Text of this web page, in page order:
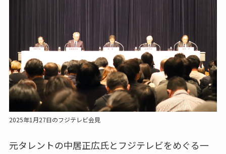
2025年1月27日のフジテレビ会見
元タレントの中居正広氏とフジテレビをめぐる一